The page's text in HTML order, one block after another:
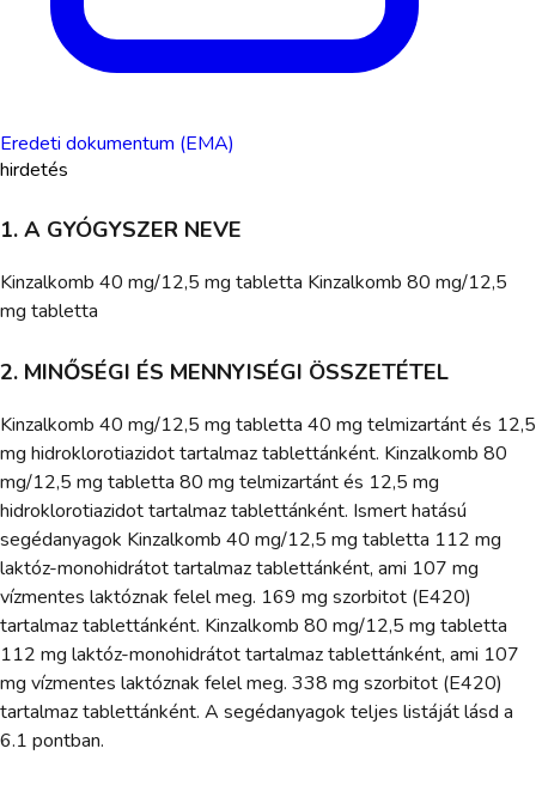
Eredeti dokumentum (EMA)
hirdetés
1. A GYÓGYSZER NEVE
Kinzalkomb 40 mg/12,5 mg tabletta Kinzalkomb 80 mg/12,5
mg tabletta
2. MINŐSÉGI ÉS MENNYISÉGI ÖSSZETÉTEL
Kinzalkomb 40 mg/12,5 mg tabletta 40 mg telmizartánt és 12,5
mg hidroklorotiazidot tartalmaz tablettánként. Kinzalkomb 80
mg/12,5 mg tabletta 80 mg telmizartánt és 12,5 mg
hidroklorotiazidot tartalmaz tablettánként. Ismert hatású
segédanyagok Kinzalkomb 40 mg/12,5 mg tabletta 112 mg
laktóz-monohidrátot tartalmaz tablettánként, ami 107 mg
vízmentes laktóznak felel meg. 169 mg szorbitot (E420)
tartalmaz tablettánként. Kinzalkomb 80 mg/12,5 mg tabletta
112 mg laktóz-monohidrátot tartalmaz tablettánként, ami 107
mg vízmentes laktóznak felel meg. 338 mg szorbitot (E420)
tartalmaz tablettánként. A segédanyagok teljes listáját lásd a
6.1 pontban.